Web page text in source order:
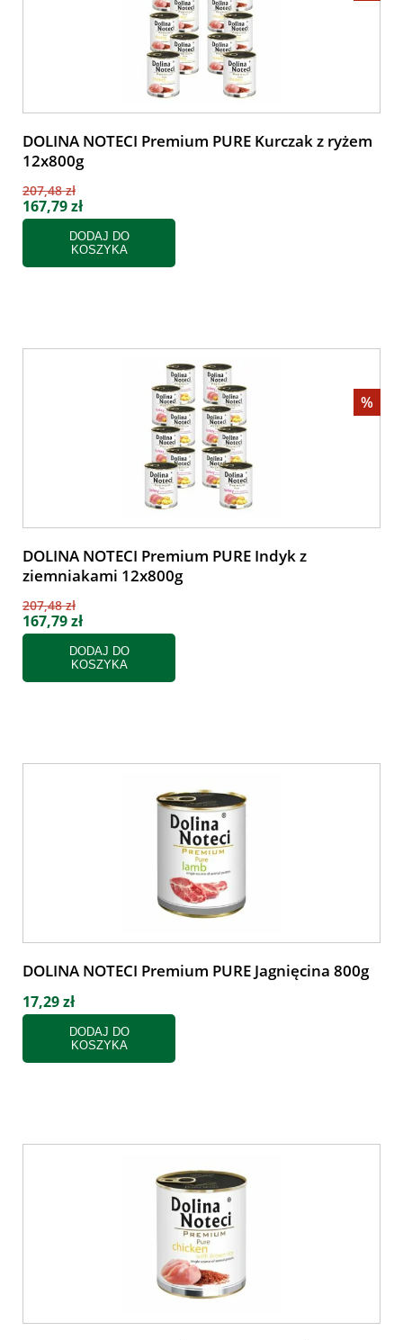
DOLINA NOTECI Premium PURE Kurczak z ryżem
12x800g
207,48 zł
167,79 zł
DODAJ DO
KOSZYKA
%
DOLINA NOTECI Premium PURE Indyk z
ziemniakami 12x800g
207,48 zł
167,79 zł
DODAJ DO
KOSZYKA
DOLINA NOTECI Premium PURE Jagnięcina 800g
17,29 zł
DODAJ DO
KOSZYKA